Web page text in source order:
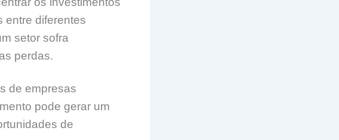
entre diferentes
setor sofra
perdas.
de empresas
pode gerar um
de